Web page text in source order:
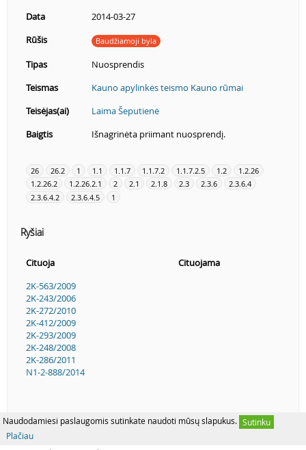
Naudodamiesi paslaugomis sutinkate naudoti mūsų slapukus. Sutinku
Plačiau
Data
2014-03-27
Rūšis
Baudžiamoji byla
Tipas
Nuosprendis
Teismas
Kauno apylinkės teismo Kauno rūmai
Teisėjas(ai)
Laima Šeputienė
Baigtis
Išnagrinėta priimant nuosprendį.
26 26.2 1 1.1 1.1.7 1.1.7.2 1.1.7.2.5 1.2
1.2.26
1.2.26.2
1.2.26.2.1 2 2.1 2.1.8 2.3 2.3.6
2.3.6.4
2.3.6.4.2
2.3.6.4.5 1
Ryšiai
Cituoja
Cituojama
2K-563/2009
2K-243/2006
2K-272/2010
2K-412/2009
2K-293/2009
2K-248/2008
2K-286/2011
N1-2-888/2014